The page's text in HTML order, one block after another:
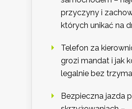
przyczyny i
których unikać na
Telefon za
grozi mandat i jak
legalnie bez
Bezpieczna jazda